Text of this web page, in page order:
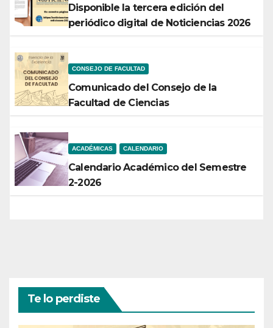
Disponible la tercera edición del
periódico digital de Noticiencias 2026
CONSEJO DE FACULTAD
Comunicado del Consejo de la
Facultad de Ciencias
ACADÉMICAS CALENDARIO
Calendario Académico del Semestre
2-2026
Te lo perdiste